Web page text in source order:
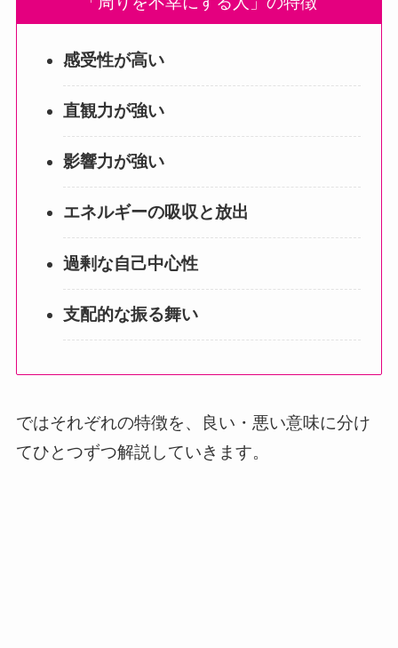
感受性が高い
直観力が強い
影響力が強い
エネルギーの吸収と放出
過剰な自己中心性
支配的な振る舞い
ではそれぞれの特徴を、良い・悪い意味に分け
てひとつずつ解説していきます。